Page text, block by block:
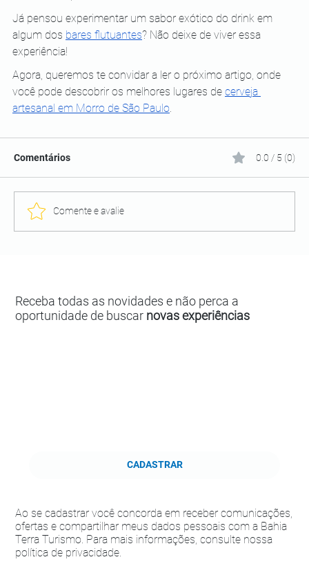
Já pensou experimentar um sabor exótico do drink em
algum dos bares flutuantes? Não deixe de viver essa
experiência!
Agora, queremos te convidar a ler o próximo artigo, onde
você pode descobrir os melhores lugares de cerveja
artesanal em Morro de São Paulo.
Comentários 0.0 / 5 (0)
Comente e avalie
Receba todas as novidades e não perca a
oportunidade de buscar novas experiências
CADASTRAR
Ao se cadastrar você concorda em receber comunicações,
ofertas e compartilhar meus dados pessoais com a Bahia
Terra Turismo. Para mais informações, consulte nossa
política de privacidade.